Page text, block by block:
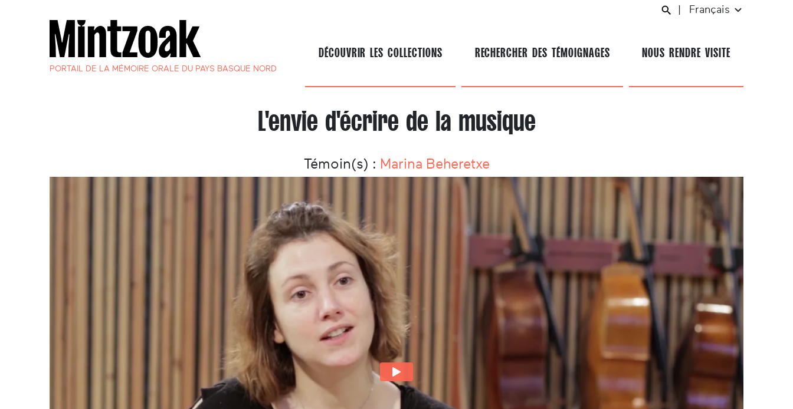
PORTAIL DE LA MÉMOIRE ORALE DU PAYS BASQUE NORD
Français
DÉCOUVRIR LES COLLECTIONS RECHERCHER DES TÉMOIGNAGES NOUS RENDRE VISITE
L'envie d'écrire de la musique
Témoin(s) : Marina Beheretxe